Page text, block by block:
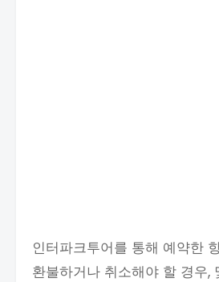
인터파크투어를 통해 예약한
환불하거나 취소해야 할 경우,